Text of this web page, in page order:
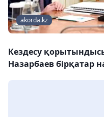
akorda.kz
Кездесу
Назарбаев бірқатар